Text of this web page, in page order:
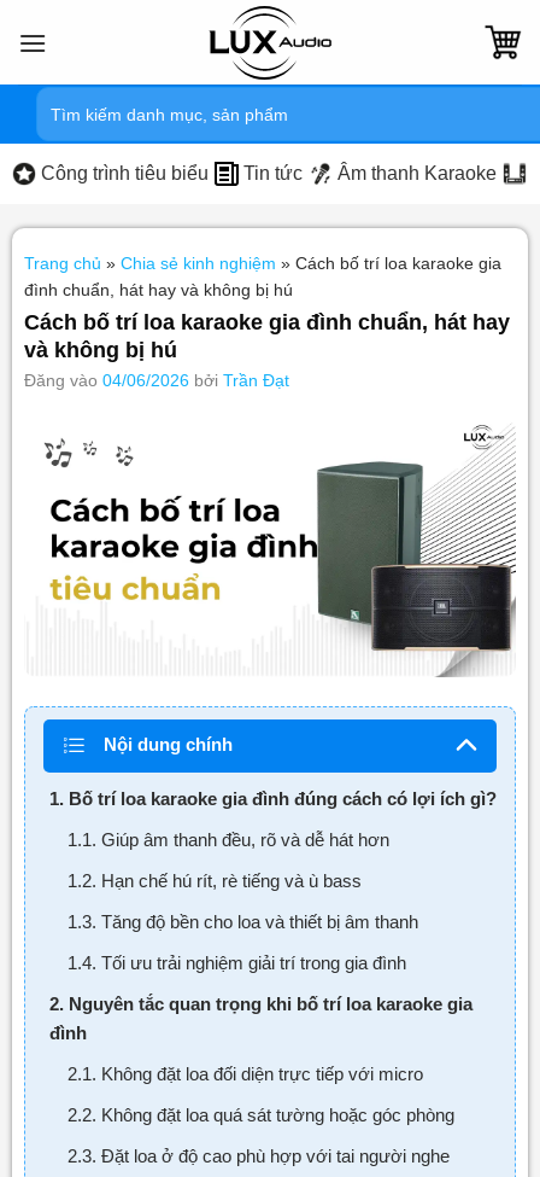
qua
Tìm
kiếm:
Công trình tiêu biểu Tin tức Âm thanh Karaoke
Trang chủ » Chia sẻ kinh nghiệm » Cách bố trí loa karaoke gia
đình chuẩn, hát hay và không bị hú
Cách bố trí loa karaoke gia đình chuẩn, hát hay
và không bị hú
Đăng vào 04/06/2026 bởi Trần Đạt
Nội dung chính
1. Bố trí loa karaoke gia đình đúng cách có lợi ích gì?
1.1. Giúp âm thanh đều, rõ và dễ hát hơn
1.2. Hạn chế hú rít, rè tiếng và ù bass
1.3. Tăng độ bền cho loa và thiết bị âm thanh
1.4. Tối ưu trải nghiệm giải trí trong gia đình
2. Nguyên tắc quan trọng khi bố trí loa karaoke gia
đình
2.1. Không đặt loa đối diện trực tiếp với micro
2.2. Không đặt loa quá sát tường hoặc góc phòng
2.3. Đặt loa ở độ cao phù hợp với tai người nghe